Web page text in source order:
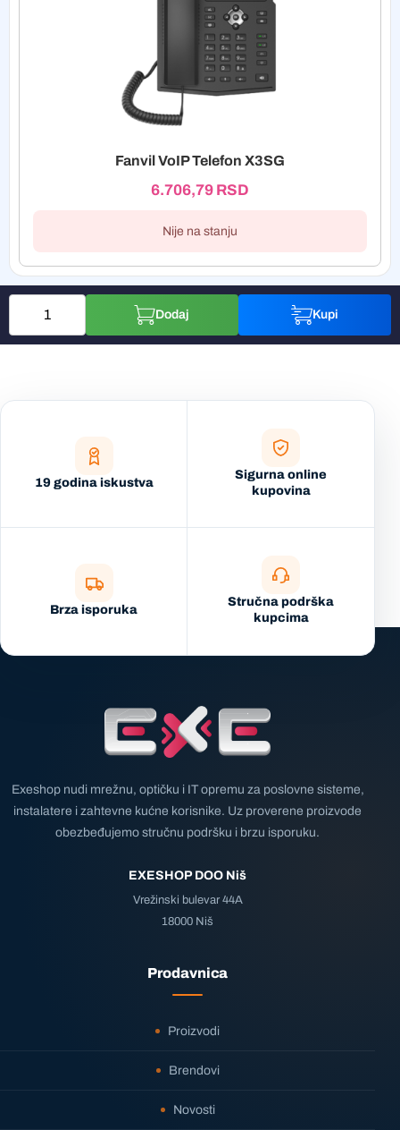
Fanvil VoIP Telefon X3SG
6.706,79 RSD
Nije na stanju
Dodaj Kupi
19 godina iskustva
Sigurna online
kupovina
Brza isporuka
Stručna podrška
kupcima
Exeshop nudi mrežnu, optičku i IT opremu za poslovne sisteme,
instalatere i zahtevne kućne korisnike. Uz proverene proizvode
obezbeđujemo stručnu podršku i brzu isporuku.
EXESHOP DOO Niš
Vrežinski bulevar 44A
18000 Niš
Prodavnica
Proizvodi
Brendovi
Novosti